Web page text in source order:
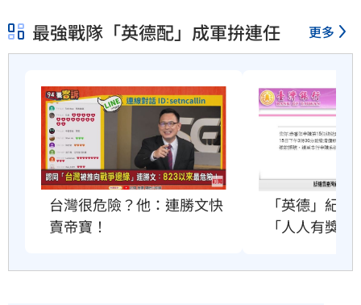
最強戰隊「英德配」成軍拚連任 更多
台灣很危險？他：連勝文快
賣帝寶！
「英德」紀
「人人有獎」